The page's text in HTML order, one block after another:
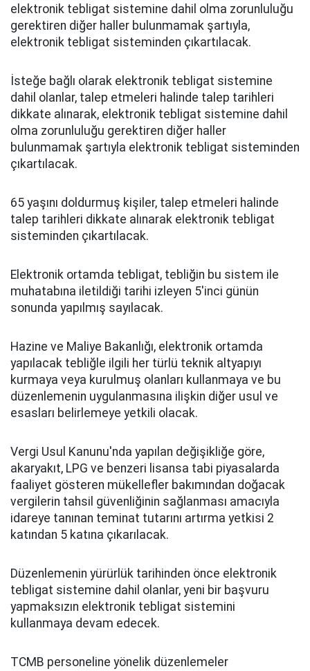
elektronik tebligat sistemine dahil olma zorunluluğu
gerektiren diğer haller bulunmamak şartıyla,
elektronik tebligat sisteminden çıkartılacak.
İsteğe bağlı olarak elektronik tebligat sistemine
dahil olanlar, talep etmeleri halinde talep tarihleri
dikkate alınarak, elektronik tebligat sistemine dahil
olma zorunluluğu gerektiren diğer haller
bulunmamak şartıyla elektronik tebligat sisteminden
çıkartılacak.
65 yaşını doldurmuş kişiler, talep etmeleri halinde
talep tarihleri dikkate alınarak elektronik tebligat
sisteminden çıkartılacak.
Elektronik ortamda tebligat, tebliğin bu sistem ile
muhatabına iletildiği tarihi izleyen 5'inci günün
sonunda yapılmış sayılacak.
Hazine ve Maliye Bakanlığı, elektronik ortamda
yapılacak tebliğle ilgili her türlü teknik altyapıyı
kurmaya veya kurulmuş olanları kullanmaya ve bu
düzenlemenin uygulanmasına ilişkin diğer usul ve
esasları belirlemeye yetkili olacak.
Vergi Usul Kanunu'nda yapılan değişikliğe göre,
akaryakıt, LPG ve benzeri lisansa tabi piyasalarda
faaliyet gösteren mükellefler bakımından doğacak
vergilerin tahsil güvenliğinin sağlanması amacıyla
idareye tanınan teminat tutarını artırma yetkisi 2
katından 5 katına çıkarılacak.
Düzenlemenin yürürlük tarihinden önce elektronik
tebligat sistemine dahil olanlar, yeni bir başvuru
yapmaksızın elektronik tebligat sistemini
kullanmaya devam edecek.
TCMB personeline yönelik düzenlemeler